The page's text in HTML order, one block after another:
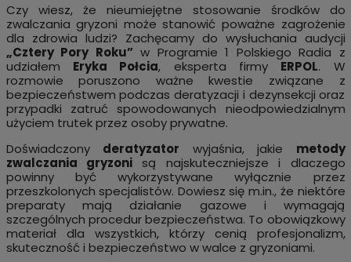
Czy wiesz, że nieumiejętne stosowanie środków do
zwalczania gryzoni może stanowić poważne zagrożenie
dla zdrowia ludzi? Zachęcamy do wysłuchania audycji
„Cztery Pory Roku”w Programie 1 Polskiego Radia z
udziałem Eryka Połcia, eksperta firmy ERPOL. W
rozmowie poruszono ważne kwestie związane z
bezpieczeństwem podczas deratyzacji i dezynsekcji oraz
przypadki zatruć spowodowanych nieodpowiedzialnym
użyciem trutek przez osoby prywatne.
Doświadczony deratyzator wyjaśnia, jakie metody
zwalczania gryzonisą najskuteczniejsze i dlaczego
powinny być wykorzystywane wyłącznie przez
przeszkolonych specjalistów. Dowiesz sięm.in., że niektóre
preparaty mają działanie gazowe i wymagają
szczególnych procedur bezpieczeństwa. To obowiązkowy
materiał dla wszystkich, którzy cenią profesjonalizm,
skuteczność i bezpieczeństwo w walce z gryzoniami.